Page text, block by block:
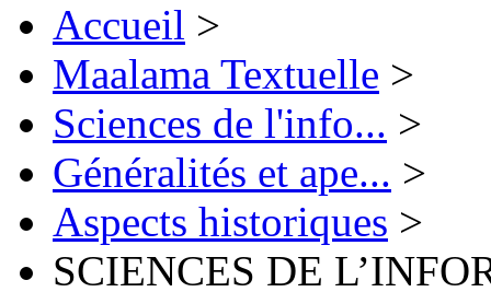
Accueil >
Maalama Textuelle >
Sciences de l'info... >
Généralités et ape... >
Aspects historiques >
SCIENCES DE